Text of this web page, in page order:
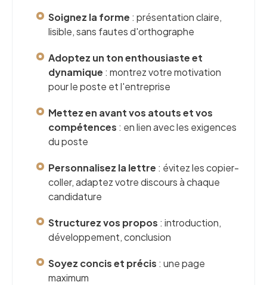
Soignez la forme : présentation claire,
lisible, sans fautes d'orthographe
Adoptez un ton enthousiaste et
dynamique : montrez votre motivation
pour le poste et l'entreprise
Mettez en avant vos atouts et vos
compétences : en lien avec les exigences
du poste
Personnalisez la lettre : évitez les copier-
coller, adaptez votre discours à chaque
candidature
Structurez vos propos : introduction,
développement, conclusion
Soyez concis et précis : une page
maximum